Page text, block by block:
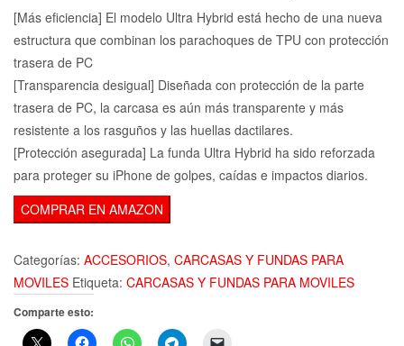
[Más eficiencia] El modelo Ultra Hybrid está hecho de una nueva
estructura que combinan los parachoques de TPU con protección
trasera de PC
[Transparencia desigual] Diseñada con protección de la parte
trasera de PC, la carcasa es aún más transparente y más
resistente a los rasguños y las huellas dactilares.
[Protección asegurada] La funda Ultra Hybrid ha sido reforzada
para proteger su iPhone de golpes, caídas e impactos diarios.
COMPRAR EN AMAZON
Categorías: ACCESORIOS, CARCASAS Y FUNDAS PARA
MOVILES Etiqueta: CARCASAS Y FUNDAS PARA MOVILES
Comparte esto: